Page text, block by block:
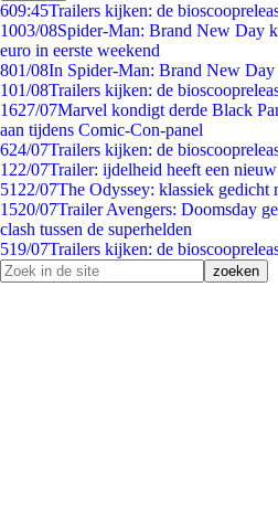
609:45Trailers kijken: de
1003/08Spider-Man: Brand New Day
euro in eerste weekend
801/08In Spider-Man: Brand New
101/08Trailers kijken: de
1627/07Marvel kondigt derde Black
aan tijdens Comic-Con-panel
624/07Trailers kijken: de
1 22/07Trailer: ijdelheid heeft een
51 22/07The Odyssey: klassiek gedicht
1520/07Trailer Avengers: Doomsday
clash tussen de superhelden
519/07Trailers kijken: de